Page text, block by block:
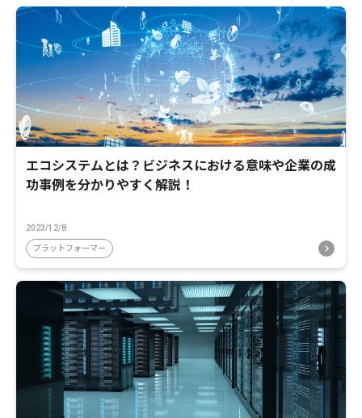
エコシステムとは？ビジネスにおける意味や企業の成
功事例を分かりやすく解説！
2023/12/8
プラットフォーマー